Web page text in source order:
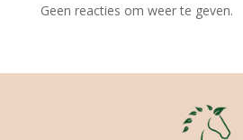
Geen reacties om weer te geven.